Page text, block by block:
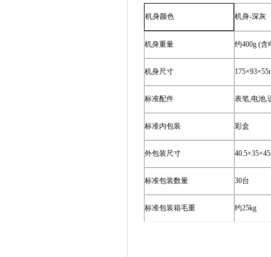
机身颜色 机身-深灰
机身重量 约400g (含
机身尺寸 175×93×
标准配件 表笔,电池,
标准内包装 彩盒
外包装尺寸 40.5×35×
标准包装数量 30台
标准包装箱毛重 约25kg